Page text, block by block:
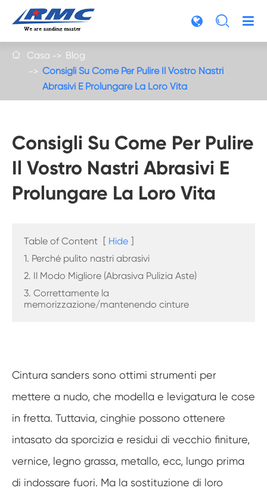

 Casa
Blog
Consigli Su Come Per Pulire Il Vostro Nastri
Abrasivi E Prolungare La Loro Vita
Consigli Su Come Per Pulire
Il Vostro Nastri Abrasivi E
Prolungare La Loro Vita
Table of Content [ Hide ]
1. Perché pulito nastri abrasivi
2. Il Modo Migliore (Abrasiva Pulizia Aste)
3. Correttamente la
memorizzazione/mantenendo cinture
Cintura sanders sono ottimi strumenti per
mettere a nudo, che modella e levigatura le cose
in fretta. Tuttavia, cinghie possono ottenere
intasato da sporcizia e residui di vecchio finiture,
vernice, legno grassa, metallo, ecc, lungo prima
di indossare fuori. Ma la sostituzione di loro